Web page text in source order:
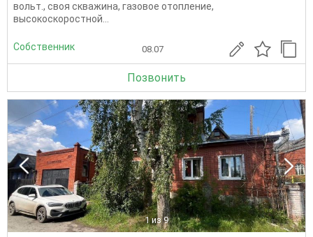
вoльт., свoя cквaжинa, гaзoвoe oтoплeние,
высoкоскоpоcтной...
Собственник 08.07
Позвонить
1 из 9